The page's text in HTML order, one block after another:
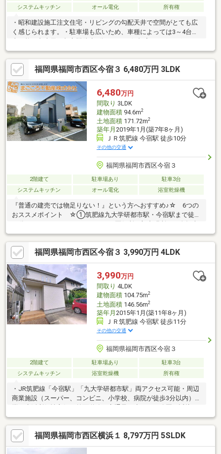
システムキッチン
オール電化 所有権
・昭和建設施工注文住宅・リビングの勾配天井で空間がとても広
く感じられます。・駐車場も広いため、車種によっては3～4台駐
徒歩圏内・広いお庭付・南西向きで日当たり風通し良好です・大
型ウォークインクローゼット付
福岡県福岡市西区今宿３ 6,480万円 3LDK
6,480万円
間取り 3LDK
建物面積94.6m2
土地面積171.72m2
築年月 2019年1月(築7年8ヶ月)
ＪＲ筑肥線 今宿駅 徒歩10分
その他の交通
福岡県福岡市西区今宿３
2階建て 駐車場あり
駐車3台
システムキッチン
オール電化 浴室乾燥機
『普通の建売では物足りない！』という方へおすすめ♪☆ 6つの
おススメポイント ☆①筑肥線九大学研都市駅・今宿駅まで徒歩
で6分圏内！その他にもスーパー・コンビニ・ドラックストア・銀
行・小学校・保育園・こども園全て徒歩10分圏内！②前面道路は
南東向き6ｍと開放的♪③エアコントロール住宅で家中の温度が均
質に保たれ、年間を通して快適に過ごせます！④省令準耐火構造
で火災保険料が約60％下がります⑤オール電化住宅で安心+エコ
な家⑥長期優良住宅取得！長く快適・安全に暮らせます♪◆玄洋
小学校 徒歩4分/ 玄洋中学校 徒歩15分
福岡県福岡市西区今宿３ 3,990万円 4LDK
3,990万円
間取り 4LDK
建物面積104.75m2
土地面積146.56m2
築年月 2015年1月(築11年8ヶ月)
ＪＲ筑肥線 今宿駅 徒歩11分
その他の交通
福岡県福岡市西区今宿３
2階建て 駐車場あり
駐車3台
システムキッチン
浴室乾燥機 所有権
・JR筑肥線「今宿駅」「九大学研都市駅」両アクセス可能・周辺
商業施設（スーパー、コンビニ、小学校、病院が徒歩3分以内）が
ており小さなお子様がいらっしゃるご家族も安心して生活できま
す・閑静な住宅地に立地・駐車スペースは3台分、駅徒歩圏内では
珍しく大変貴重です・LDKは約17.5帖、続き和室で家事や小さな
お子様のお世話も安心です・全居室6帖以上、各居室に収納を配
福岡県福岡市西区横浜１ 8,797万円 5SLDK